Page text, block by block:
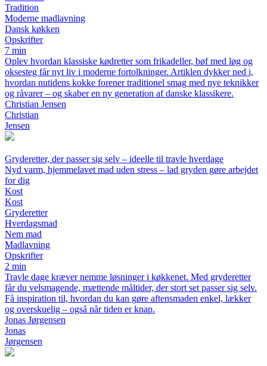
Tradition
Moderne madlavning
Dansk køkken
Opskrifter
7 min
Oplev hvordan klassiske kødretter som frikadeller, bøf med løg og
oksesteg får nyt liv i moderne fortolkninger. Artiklen dykker ned i,
hvordan nutidens kokke forener traditionel smag med nye teknikker
og råvarer – og skaber en ny generation af danske klassikere.
Christian Jensen
Christian
Jensen
Gryderetter, der passer sig selv – ideelle til travle hverdage
Nyd varm, hjemmelavet mad uden stress – lad gryden gøre arbejdet
for dig
Kost
Kost
Gryderetter
Hverdagsmad
Nem mad
Madlavning
Opskrifter
2 min
Travle dage kræver nemme løsninger i køkkenet. Med gryderetter
får du velsmagende, mættende måltider, der stort set passer sig selv.
Få inspiration til, hvordan du kan gøre aftensmaden enkel, lækker
og overskuelig – også når tiden er knap.
Jonas Jørgensen
Jonas
Jørgensen